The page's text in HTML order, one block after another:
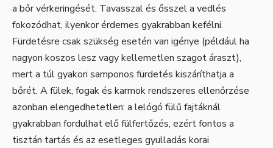
a bőr vérkeringését. Tavasszal és ősszel a vedlés
fokozódhat, ilyenkor érdemes gyakrabban kefélni.
Fürdetésre csak szükség esetén van igénye (például ha
nagyon koszos lesz vagy kellemetlen szagot áraszt),
mert a túl gyakori samponos fürdetés kiszáríthatja a
bőrét. A fülek, fogak és karmok rendszeres ellenőrzése
azonban elengedhetetlen: a lelógó fülű fajtáknál
gyakrabban fordulhat elő fülfertőzés, ezért fontos a
tisztán tartás és az esetleges gyulladás korai